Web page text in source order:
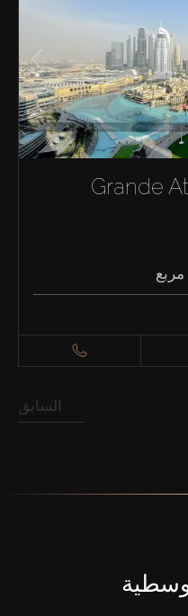
Grande
السابق